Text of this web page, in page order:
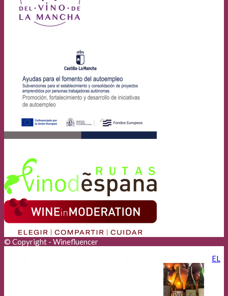
© Copyright - Winefluencer
EL